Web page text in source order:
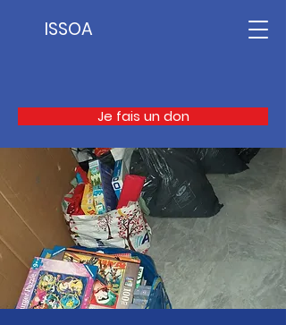
ISSOA
Je fais un don